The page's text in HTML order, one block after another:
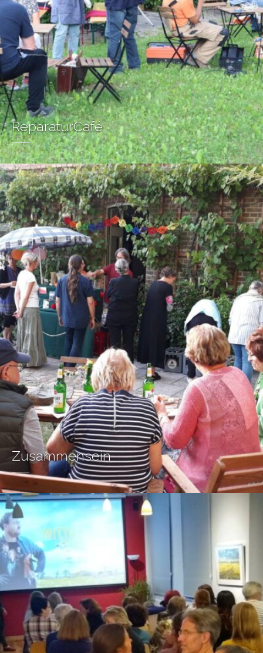
ReparaturCafé
Zusammensein